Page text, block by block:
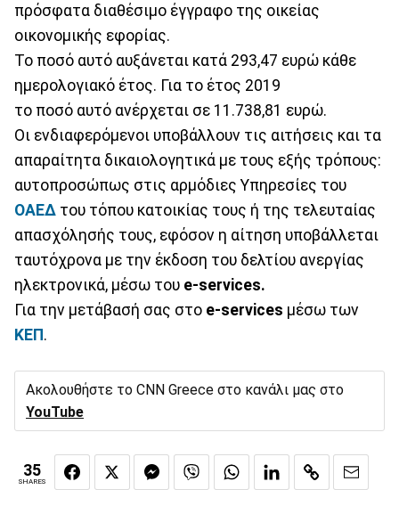
πρόσφατα διαθέσιμο έγγραφο της οικείας
οικονομικής εφορίας.
Το ποσό αυτό αυξάνεται κατά 293,47 ευρώ κάθε
ημερολογιακό έτος. Για το έτος 2019
το ποσό αυτό ανέρχεται σε 11.738,81 ευρώ.
Οι ενδιαφερόμενοι υποβάλλουν τις αιτήσεις και τα
απαραίτητα δικαιολογητικά με τους εξής τρόπους:
αυτοπροσώπως στις αρμόδιες Υπηρεσίες του
ΟΑΕΔ του τόπου κατοικίας τους ή της τελευταίας
απασχόλησής τους, εφόσον η αίτηση υποβάλλεται
ταυτόχρονα με την έκδοση του δελτίου ανεργίας
ηλεκτρονικά, μέσω του e-services.
Για την μετάβασή σας στο e-services μέσω των
ΚΕΠ.
Ακολουθήστε το CNN Greece στο κανάλι μας στο
YouTube
35
SHARES